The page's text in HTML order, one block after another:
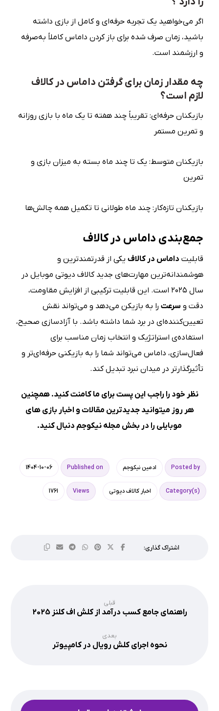
اگر می‌خواهید یک تجربه حرفه‌ای و کامل از بازی داشته
باشید، زمان صرف شده برای باز کردن داماس کاملاً به‌صرفه
و ارزشمند است.
چه مقدار زمان برای گرفتن داماس در کالاف
لازم است؟
بازیکنان حرفه‌ای: تقریباً چند هفته تا یک ماه با بازی روزانه
و تمرین مستمر
بازیکنان متوسط: یک تا چند ماه بسته به میزان بازی و
تمرین
بازیکنان تازه‌کار: چند ماه طولانی تا تکمیل همه چالش‌ها
جمع‌بندی داماس در کالاف
قابلیت داماس در کالاف یکی از قدرتمندترین و
هوشمندانه‌ترین مهارت‌های جدید کالاف دیوتی موبایل در
سال ۲۰۲۵ است. این قابلیت ترکیبی از افزایش مقاومت،
دقت و سرعت را به بازیکن می‌دهد و می‌تواند نقش
تعیین‌کننده‌ای در برد شما داشته باشد. با آزادسازی صحیح،
استفاده‌ی استراتژیک و انتخاب زمان مناسب برای
فعال‌سازی، داماس می‌تواند شما را به بازیکنی حرفه‌ای‌تر و
تأثیرگذارتر در میدان نبرد تبدیل کند.
نظر خود را راجب این پست برای ما کامنت کنید. همچنین
هر روز میتوانید جدیدترین مقالات و اخبار بازی های
موبایلی را در بخش مجله نیکوجم دنبال کنید.
Posted by ادمین نیکوجم Published on
1404-10-06
Category(s) اخبار کالاف دیوتی Views
1761
قبلی
راهنمای جامع کسب درآمد از کلش اف کلنز 2025
بعدی
نحوه اجرای کلش رویال در کامپیوتر